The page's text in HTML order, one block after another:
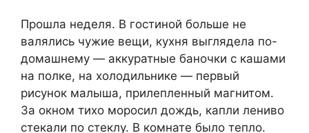
Прошла неделя. В гостиной больше не
валялись чужие вещи, кухня выглядела по-
домашнему — аккуратные баночки с кашами
на полке, на холодильнике — первый
рисунок малыша, прилепленный магнитом.
За окном тихо моросил дождь, капли лениво
стекали по стеклу. В комнате было тепло.